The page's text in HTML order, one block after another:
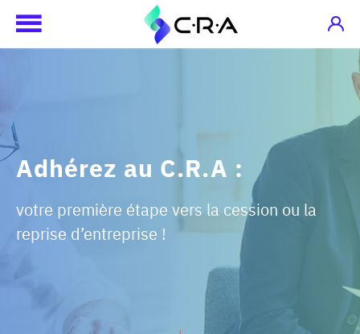
Adhérez au C.R.A :
votre première étape vers la cession ou la
reprise d’entreprise !